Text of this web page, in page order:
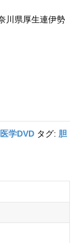
川県厚生連伊勢
学DVD タグ: 胆